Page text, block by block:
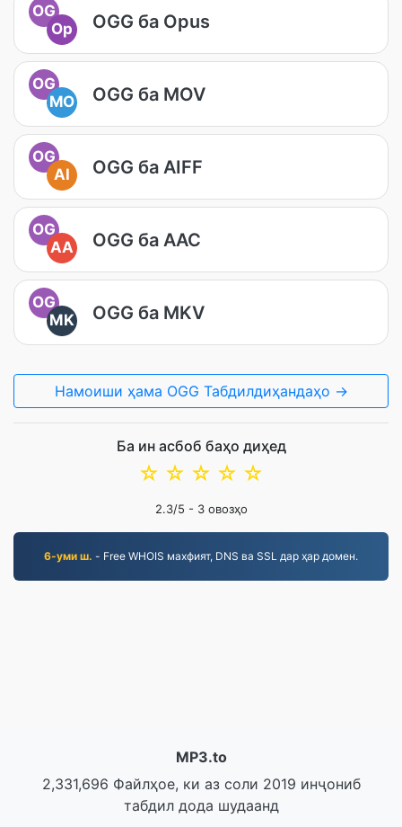
OG
Op
OGG ба Opus
OG
MO
OGG ба MOV
OG
AI
OGG ба AIFF
OG
AA
OGG ба AAC
OG
MK
OGG ба MKV
Намоиши ҳама OGG Табдилдиҳандаҳо →
Ба ин асбоб баҳо диҳед
☆
☆
☆
☆
☆
2.3/5 - 3овозҳо
6-уми ш. - Free WHOIS махфият, DNS ва SSL дар ҳар домен.
MP3.to
2,331,696 Файлҳое, ки аз соли 2019 инҷониб
табдил дода шудаанд